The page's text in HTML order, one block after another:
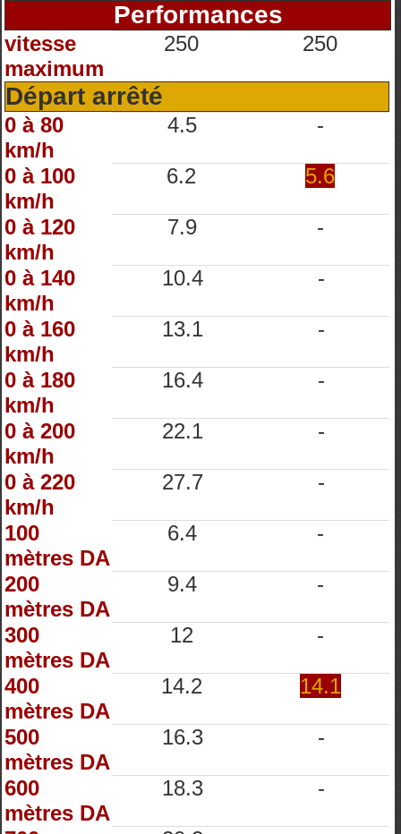
Performances
vitesse
maximum
250 250
Départ arrêté
0 à 80
km/h
4.5 -
0 à 100
km/h
6.2 5.6
0 à 120
km/h
7.9 -
0 à 140
km/h
10.4 -
0 à 160
km/h
13.1 -
0 à 180
km/h
16.4 -
0 à 200
km/h
22.1 -
0 à 220
km/h
27.7 -
100
mètres DA
6.4 -
200
mètres DA
9.4 -
300
mètres DA
12 -
400
mètres DA
14.2 14.1
500
mètres DA
16.3 -
600
mètres DA
18.3 -